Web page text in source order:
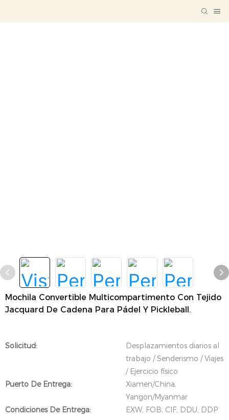
Mochila Convertible Multicompartimento Con Tejido
Jacquard De Cadena Para Pádel Y Pickleball.
Solicitud:
Desplazamientos diarios al
trabajo / Senderismo / Viajes
/ Ejercicio físico
Puerto De Entrega:
Xiamen/China,
Yangon/Myanmar
Condiciones De Entrega:
EXW, FOB, CIF, DDU, DDP